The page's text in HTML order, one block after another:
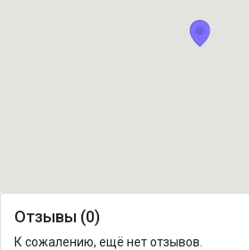
Отзывы (0)
К сожалению, ещё нет отзывов.